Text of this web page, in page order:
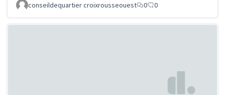
conseildequartier croixrousseouest
0 0